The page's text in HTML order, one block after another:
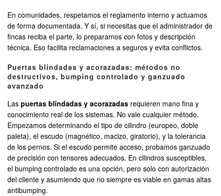
En comunidades, respetamos el reglamento interno y actuamos
de forma documentada. Y sí, si necesitas que el administrador de
fincas reciba el parte, lo preparamos con fotos y descripción
técnica. Eso facilita reclamaciones a seguros y evita conflictos.
Puertas blindadas y acorazadas: métodos no
destructivos, bumping controlado y ganzuado
avanzado
Las puertas blindadas y acorazadas requieren mano fina y
conocimiento real de los sistemas. No vale cualquier método.
Empezamos determinando el tipo de cilindro (europeo, doble
paleta), el escudo (magnético, macizo, giratorio), y la tolerancia
de los pernos. Si el escudo permite acceso, probamos ganzuado
de precisión con tensores adecuados. En cilindros susceptibles,
el bumping controlado es una opción, pero solo con autorización
del cliente y asumiendo que no siempre es viable en gamas altas
antibumping.